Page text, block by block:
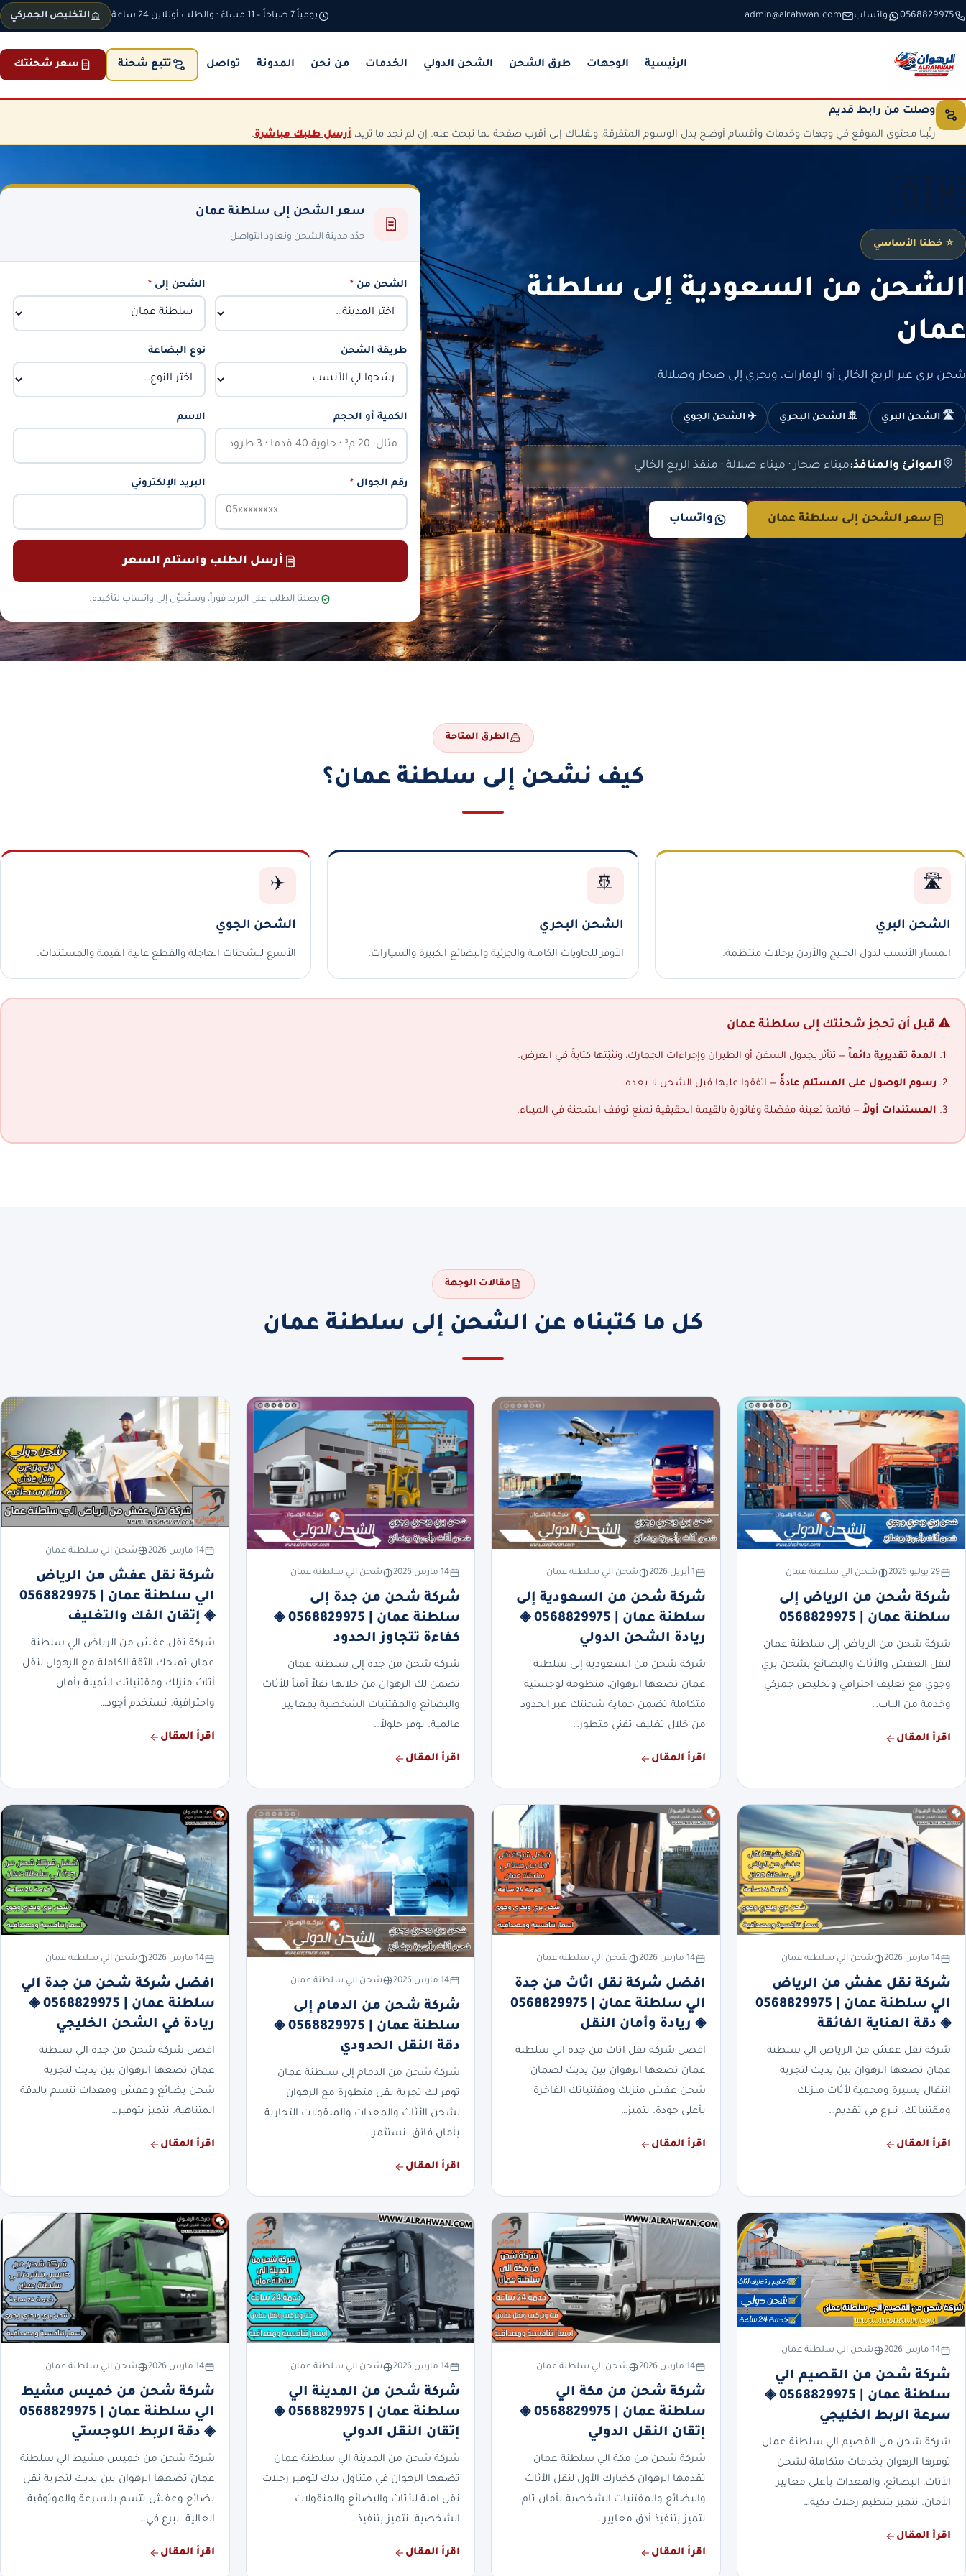
تخطَّ إلى المحتوى
0568829975 واتساب admin@alrahwan.com يومياً 7 صباحاً – 11 مساءً · والطلب أونلاين 24 ساعة التخليص الجمركي
الرئيسية الوجهات طرق الشحن الشحن الدولي الخدمات من نحن المدونة تواصل تتبع شحنة سعر شحنتك
وصلت من رابط قديم
رتّبنا محتوى الموقع في وجهات وخدمات وأقسام أوضح بدل الوسوم المتفرقة، ونقلناك إلى أقرب صفحة لما تبحث عنه. إن لم تجد ما تريد، أرسل طلبك مباشرة.
🇴🇲
⭐ خطنا الأساسي
الشحن من السعودية إلى سلطنة
عمان
شحن بري عبر الربع الخالي أو الإمارات، وبحري إلى صحار وصلالة.
🛣️ الشحن البري 🚢 الشحن البحري ✈️ الشحن الجوي
الموانئ والمنافذ:ميناء صحار · ميناء صلالة · منفذ الربع الخالي
سعر الشحن إلى سلطنة عمان واتساب
سعر الشحن إلى سلطنة عمان
حدّد مدينة الشحن ونعاود التواصل
الشحن من * الشحن إلى *
طريقة الشحن نوع البضاعة
الكمية أو الحجم الاسم
رقم الجوال * البريد الإلكتروني
أرسل الطلب واستلم السعر
يصلنا الطلب على البريد فوراً، وستُحوَّل إلى واتساب لتأكيده.
الطرق المتاحة
كيف نشحن إلى سلطنة عمان؟
🛣️
الشحن البري
المسار الأنسب لدول الخليج والأردن برحلات منتظمة.
🚢
الشحن البحري
الأوفر للحاويات الكاملة والجزئية والبضائع الكبيرة والسيارات.
✈️
الشحن الجوي
الأسرع للشحنات العاجلة والقطع عالية القيمة والمستندات.
⚠️ قبل أن تحجز شحنتك إلى سلطنة عمان
المدة تقديرية دائماً — تتأثر بجدول السفن أو الطيران وإجراءات الجمارك، ونثبّتها كتابةً في العرض.
رسوم الوصول على المستلم عادةً — اتفقوا عليها قبل الشحن لا بعده.
المستندات أولاً — قائمة تعبئة مفصّلة وفاتورة بالقيمة الحقيقية تمنع توقف الشحنة في الميناء.
مقالات الوجهة
كل ما كتبناه عن الشحن إلى سلطنة عمان
29 يوليو 2026 شحن الي سلطنة عمان
شركة شحن من الرياض إلى
سلطنة عمان | 0568829975
شركة شحن من الرياض إلى سلطنة عمان
لنقل العفش والأثاث والبضائع بشحن بري
وجوي مع تغليف احترافي وتخليص جمركي
وخدمة من الباب…
اقرأ المقال
1 أبريل 2026 شحن الي سلطنة عمان
شركة شحن من السعودية إلى
سلطنة عمان | 0568829975 ◈
ريادة الشحن الدولي
شركة شحن من السعودية إلى سلطنة
عمان تضعها الرهوان، منظومة لوجستية
متكاملة تضمن حماية شحنتك عبر الحدود
من خلال تغليف تقني متطور…
اقرأ المقال
14 مارس 2026 شحن الي سلطنة عمان
شركة شحن من جدة إلى
سلطنة عمان | 0568829975 ◈
كفاءة تتجاوز الحدود
شركة شحن من جدة إلى سلطنة عمان
تضمن لك الرهوان من خلالها نقلاً آمناً للأثاث
والبضائع والمقتنيات الشخصية بمعايير
عالمية. نوفر حلولاً…
اقرأ المقال
14 مارس 2026 شحن الي سلطنة عمان
شركة نقل عفش من الرياض
الي سلطنة عمان | 0568829975
◈ إتقان الفك والتغليف
شركة نقل عفش من الرياض الي سلطنة
عمان تمنحك الثقة الكاملة مع الرهوان لنقل
أثاث منزلك ومقتنياتك الثمينة بأمان
واحترافية. نستخدم أجود…
اقرأ المقال
14 مارس 2026 شحن الي سلطنة عمان
شركة نقل عفش من الرياض
الي سلطنة عمان | 0568829975
◈ دقة العناية الفائقة
شركة نقل عفش من الرياض الي سلطنة
عمان تضعها الرهوان بين يديك لتجربة
انتقال يسيرة ومحمية لأثاث منزلك
ومقتنياتك. نبرع في تقديم…
اقرأ المقال
14 مارس 2026 شحن الي سلطنة عمان
افضل شركة نقل اثاث من جدة
الي سلطنة عمان | 0568829975
◈ ريادة وأمان النقل
افضل شركة نقل اثاث من جدة الي سلطنة
عمان تضعها الرهوان بين يديك لضمان
شحن عفش منزلك ومقتنياتك الفاخرة
بأعلى جودة. نتميز…
اقرأ المقال
14 مارس 2026 شحن الي سلطنة عمان
شركة شحن من الدمام إلى
سلطنة عمان | 0568829975 ◈
دقة النقل الحدودي
شركة شحن من الدمام إلى سلطنة عمان
توفر لك تجربة نقل متطورة مع الرهوان
لشحن الأثاث والمعدات والمنقولات التجارية
بأمان فائق. نستثمر…
اقرأ المقال
14 مارس 2026 شحن الي سلطنة عمان
افضل شركة شحن من جدة الي
سلطنة عمان | 0568829975 ◈
ريادة في الشحن الخليجي
افضل شركة شحن من جدة الي سلطنة
عمان تضعها الرهوان بين يديك لتجربة
شحن بضائع وعفش ومعدات تتسم بالدقة
المتناهية. نتميز بتوفير…
اقرأ المقال
14 مارس 2026 شحن الي سلطنة عمان
شركة شحن من القصيم الي
سلطنة عمان | 0568829975 ◈
سرعة الربط الخليجي
شركة شحن من القصيم الي سلطنة عمان
توفرها الرهوان بخدمات متكاملة لشحن
الأثاث، البضائع، والمعدات بأعلى معايير
الأمان. نتميز بتنظيم رحلات ذكية…
اقرأ المقال
14 مارس 2026 شحن الي سلطنة عمان
شركة شحن من مكة الي
سلطنة عمان | 0568829975 ◈
إتقان النقل الدولي
شركة شحن من مكة الي سلطنة عمان
تقدمها الرهوان كخيارك الأول لنقل الأثاث
والبضائع والمقتنيات الشخصية بأمان تام.
نتميز بتنفيذ أدق معايير…
اقرأ المقال
14 مارس 2026 شحن الي سلطنة عمان
شركة شحن من المدينة الي
سلطنة عمان | 0568829975 ◈
إتقان النقل الدولي
شركة شحن من المدينة الي سلطنة عمان
تضعها الرهوان في متناول يدك لتوفير رحلات
نقل آمنة للأثاث والبضائع والمنقولات
الشخصية. نتميز بتنفيذ…
اقرأ المقال
14 مارس 2026 شحن الي سلطنة عمان
شركة شحن من خميس مشيط
الي سلطنة عمان | 0568829975
◈ دقة الربط اللوجستي
شركة شحن من خميس مشيط الي سلطنة
عمان تضعها الرهوان بين يديك لتجربة نقل
بضائع وعفش تتسم بالسرعة والموثوقية
العالية. نبرع في…
اقرأ المقال